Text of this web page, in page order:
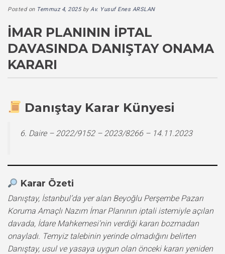
Posted on Temmuz 4, 2025byAv. Yusuf Enes ARSLAN
İMAR PLANININ İPTAL
DAVASINDA DANIŞTAY ONAMA
KARARI
Danıştay Karar Künyesi
6. Daire – 2022/9152 – 2023/8266 – 14.11.2023
Karar Özeti
Danıştay, İstanbul’da yer alan Beyoğlu Perşembe Pazarı
Koruma Amaçlı Nazım İmar Planının iptali istemiyle açılan
davada, İdare Mahkemesi’nin verdiği kararı bozmadan
onayladı. Temyiz talebinin yerinde olmadığını belirten
Danıştay, usul ve yasaya uygun olan önceki kararı yeniden